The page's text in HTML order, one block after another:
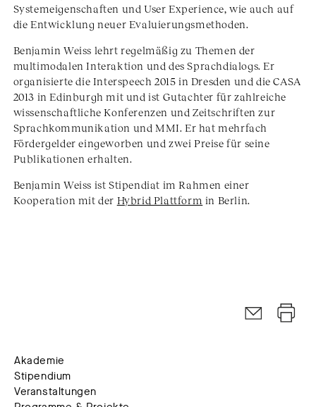
Systemeigenschaften und User Experience, wie auch auf
die Entwicklung neuer Evaluierungsmethoden.
Benjamin Weiss lehrt regelmäßig zu Themen der
multimodalen Interaktion und des Sprachdialogs. Er
organisierte die Interspeech 2015 in Dresden und die CASA
2013 in Edinburgh mit und ist Gutachter für zahlreiche
wissenschaftliche Konferenzen und Zeitschriften zur
Sprachkommunikation und MMI. Er hat mehrfach
Fördergelder eingeworben und zwei Preise für seine
Publikationen erhalten.
Benjamin Weiss ist Stipendiat im Rahmen einer
Kooperation mit der Hybrid Plattform in Berlin.
Akademie
Stipendium
Veranstaltungen